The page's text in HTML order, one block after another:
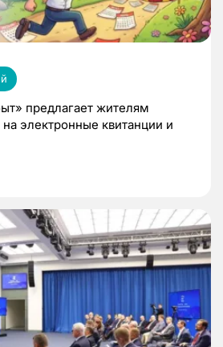
предлагает жителям
электронные квитанции и